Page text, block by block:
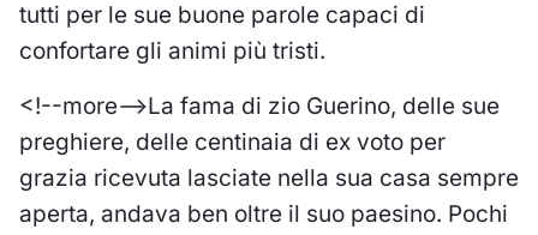
tutti per le sue buone parole capaci di
confortare gli animi più tristi.
<!--more-->La fama di zio Guerino, delle sue
preghiere, delle centinaia di ex voto per
grazia ricevuta lasciate nella sua casa sempre
aperta, andava ben oltre il suo paesino. Pochi